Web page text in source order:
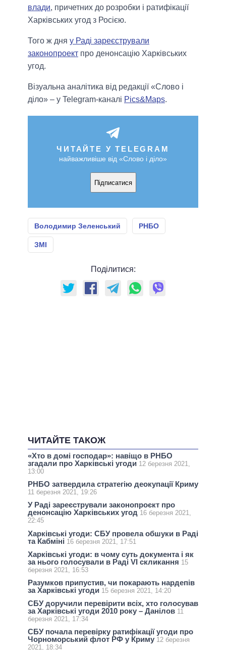
влади, причетних до розробки і ратифікації
Харківських угод з Росією.
Того ж дня у Раді зареєстрували
законопроект про денонсацію Харківських
угод.
Візуальна аналітика від редакції «Слово і
діло» – у Telegram-каналі Pics&Maps.
ЧИТАЙТЕ У TELEGRAM
найважливіше від «Слово і діло»
Підписатися
Володимир Зеленський РНБО
ЗМІ
Поділитися:
ЧИТАЙТЕ ТАКОЖ
«Хто в домі господар»: навіщо в РНБО
згадали про Харківські угоди 12 березня 2021,
13:00
РНБО затвердила стратегію деокупації Криму
11 березня 2021, 19:26
У Раді зареєстрували законопроєкт про
денонсацію Харківських угод 16 березня 2021,
22:45
Харківські угоди: СБУ провела обшуки в Раді
та Кабміні 16 березня 2021, 17:51
Харківські угоди: в чому суть документа і як
за нього голосували в Раді VI скликання 15
березня 2021, 16:53
Разумков припустив, чи покарають нардепів
за Харківські угоди 15 березня 2021, 14:20
СБУ доручили перевірити всіх, хто голосував
за Харківські угоди 2010 року – Данілов 11
березня 2021, 17:34
СБУ почала перевірку ратифікації угоди про
Чорноморський флот РФ у Криму 12 березня
2021, 18:34